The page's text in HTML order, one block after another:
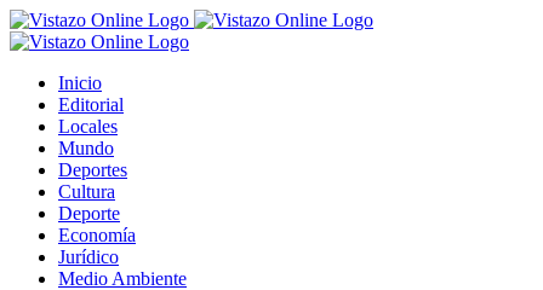
Saltar
al
Inicio
Editorial
Locales
Mundo
Deportes
Cultura
Deporte
Economía
Jurídico
Medio Ambiente